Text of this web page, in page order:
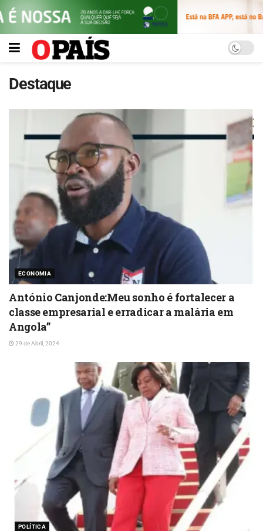
Destaque
ECONOMIA
António Canjonde:Meu sonho é fortalecer a
classe empresarial e erradicar a malária em
Angola”
29 de Abril, 2024
POLÍTICA